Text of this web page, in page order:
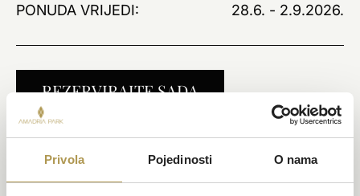
Privola Pojedinosti O nama
PONUDA VRIJEDI: 28.6. - 2.9.2026.
REZERVIRAJTE SADA